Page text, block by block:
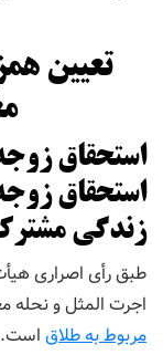
تعیین
استحقاق
استحقاق
زندگی
طبق رأی اصراری
اجرت المثل و نحله
مربوط به طلاق است.